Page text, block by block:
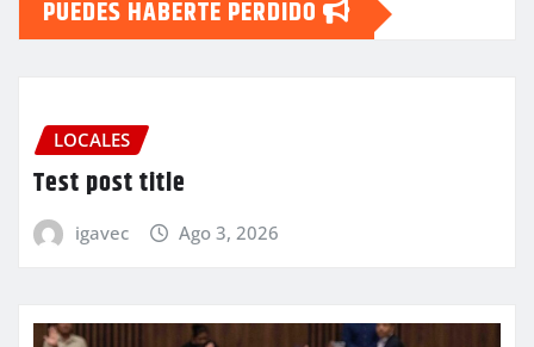
PUEDES HABERTE PERDIDO
LOCALES
Test post title
igavec Ago 3, 2026